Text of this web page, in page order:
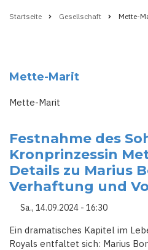
Startseite Gesellschaft Mette-
Mette-Marit
Mette-Marit
Festnahme des
Kronprinzessin
Details zu Marius
Verhaftung und
Sa., 14.09.2024 - 16:30
Ein dramatisches Kapitel im
Royals entfaltet sich: Marius